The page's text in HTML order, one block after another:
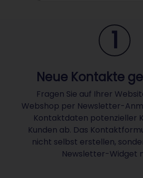
1
Neue Kontakte
Fragen Sie auf Ihrer
Webshop per Newsletter-
Kontaktdaten potenzieller
Kunden ab. Das
nicht selbst erstellen,
Newsletter-Widget